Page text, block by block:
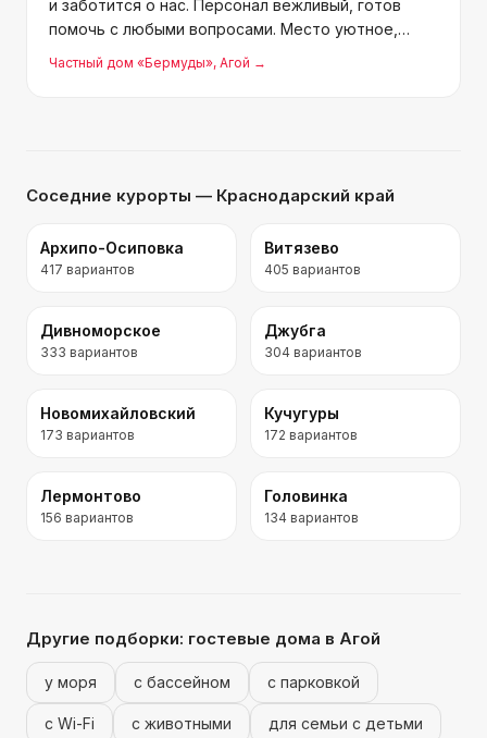
и заботится о нас. Персонал вежливый, готов
помочь с любыми вопросами. Место уютное,
природа вокруг просто шикарная. Домики чистые,
постельное бельё белоснежное, кухня
Частный дом «Бермуды», Агой →
Соседние курорты — Краснодарский край
Архипо-Осиповка
417 вариантов
Витязево
405 вариантов
Дивноморское
333 вариантов
Джубга
304 вариантов
Новомихайловский
173 вариантов
Кучугуры
172 вариантов
Лермонтово
156 вариантов
Головинка
134 вариантов
Другие подборки: гостевые дома в Агой
у моря с бассейном с парковкой
с Wi-Fi с животными для семьи с детьми